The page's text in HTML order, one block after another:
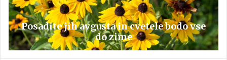
Posadite jih avgusta in cvetele bodo vse
do zime